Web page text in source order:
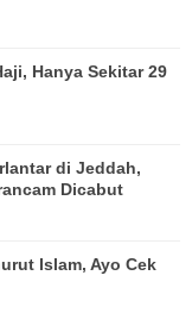
Hanya Sekitar 29
di Jeddah,
Dicabut
Islam, Ayo Cek